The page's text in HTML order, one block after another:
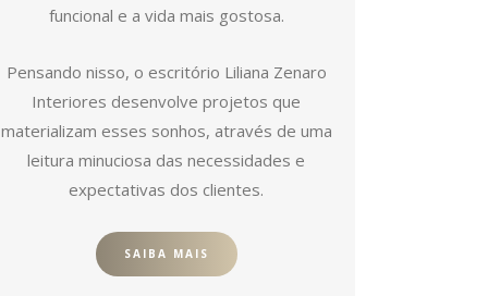
funcional e a vida mais gostosa.
Pensando nisso, o escritório Liliana Zenaro
Interiores desenvolve projetos que
materializam esses sonhos, através de uma
leitura minuciosa das necessidades e
expectativas dos clientes.
SAIBA MAIS